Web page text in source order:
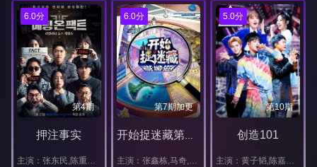
6.0分
第4期
押注事实
主演：张东民,陈重权,郑永镇,hell,mouth,李龙真,金艺媛,朴成珉,姜爱
6.0分
第7期加更
开始捉迷藏第二季
主演：张鑫栋,马奇,楼嘉豪,孟欢,罗景文,马琪芮
5.0分
第10期
创造101
主演：黄子韬,陈嘉桦,张杰,胡彦斌,王一博